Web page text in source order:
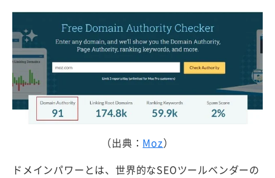
（出典： Moz）
ドメインパワーとは、世界的なSEOツールベンダーの